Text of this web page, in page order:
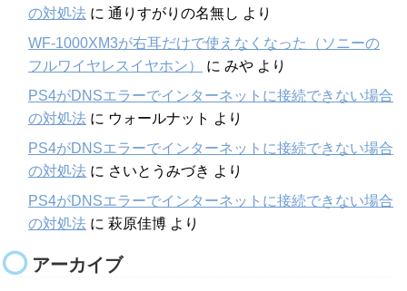
の対処法 に 通りすがりの名無し より
WF-1000XM3が右耳だけで使えなくなった（ソニーの
フルワイヤレスイヤホン）
に みや より
PS4がDNSエラーでインターネットに接続できない場合
の対処法 に ウォールナット より
PS4がDNSエラーでインターネットに接続できない場合
の対処法 に さいとうみづき より
PS4がDNSエラーでインターネットに接続できない場合
の対処法 に 萩原佳博 より
アーカイブ